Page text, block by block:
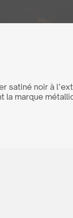
satiné noir à
la marque